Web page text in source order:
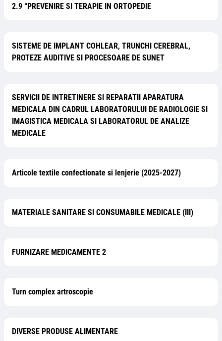
2.9 “PREVENIRE SI TERAPIE IN ORTOPEDIE
SISTEME DE IMPLANT COHLEAR, TRUNCHI CEREBRAL,
PROTEZE AUDITIVE SI PROCESOARE DE SUNET
SERVICII DE INTRETINERE SI REPARATII APARATURA
MEDICALA DIN CADRUL LABORATORULUI DE RADIOLOGIE SI
IMAGISTICA MEDICALA SI LABORATORUL DE ANALIZE
MEDICALE
Articole textile confectionate si lenjerie (2025-2027)
MATERIALE SANITARE SI CONSUMABILE MEDICALE (III)
FURNIZARE MEDICAMENTE 2
Turn complex artroscopie
DIVERSE PRODUSE ALIMENTARE